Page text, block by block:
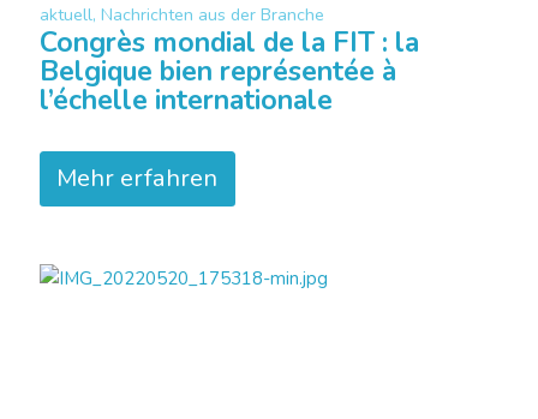
aktuell, Nachrichten aus der Branche
Congrès mondial de la FIT : la
Belgique bien représentée à
l’échelle internationale
Mehr erfahren